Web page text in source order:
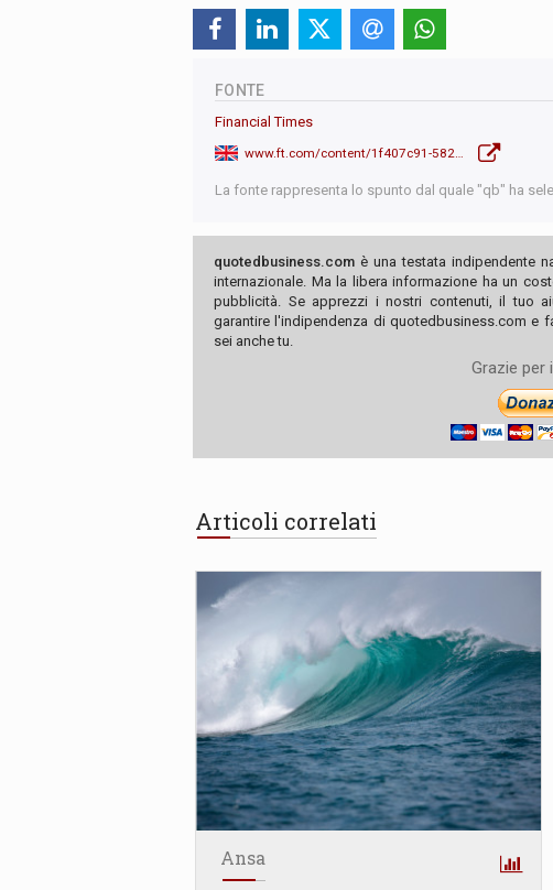
FONTE
Financial Times
La fonte rappresenta lo spunto dal quale "qb" ha
quotedbusiness.com è una testata indipendente
internazionale. Ma la libera informazione ha un
pubblicità. Se apprezzi i nostri contenuti, il tuo
garantire l'indipendenza di quotedbusiness.com e
sei anche tu.
Grazie per
Articoli correlati
Ansa